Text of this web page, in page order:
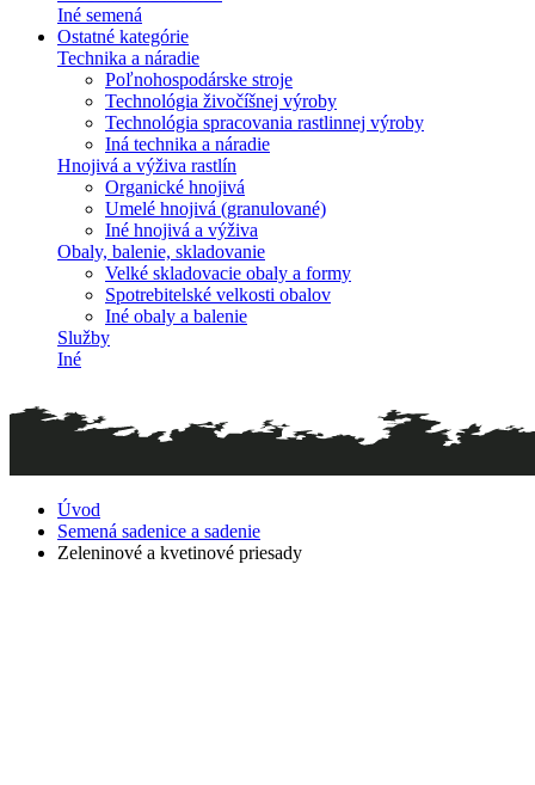
Iné semená
Ostatné kategórie
Technika a náradie
Poľnohospodárske stroje
Technológia živočíšnej výroby
Technológia spracovania rastlinnej výroby
Iná technika a náradie
Hnojivá a výživa rastlín
Organické hnojivá
Umelé hnojivá (granulované)
Iné hnojivá a výživa
Obaly, balenie, skladovanie
Velké skladovacie obaly a formy
Spotrebitelské velkosti obalov
Iné obaly a balenie
Služby
Iné
Úvod
Semená sadenice a sadenie
Zeleninové a kvetinové priesady